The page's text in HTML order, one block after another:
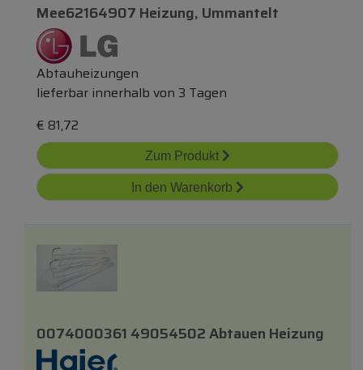
Mee62164907 Heizung, Ummantelt
Abtauheizungen
lieferbar innerhalb von 3 Tagen
€ 81,72
Zum Produkt
In den Warenkorb
0074000361 49054502 Abtauen Heizung